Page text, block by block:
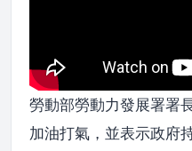
勞動部勞動力發展署署
加油打氣，並表示政府